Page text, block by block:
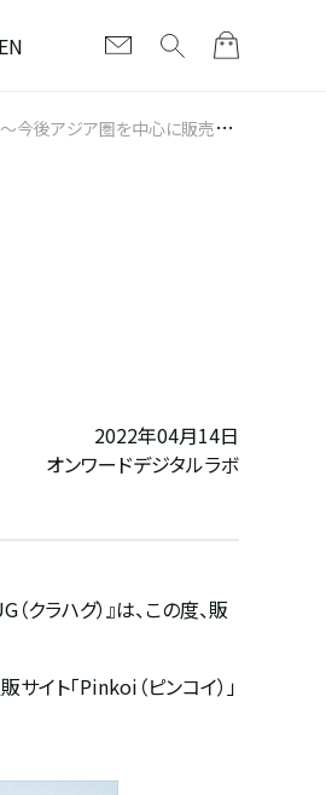
EN
〜今後アジア圏を中心に販売国
2022年04月14日
オンワードデジタルラボ
ラハグ）』は、この度、販
イト「Pinkoi（ピンコイ）」